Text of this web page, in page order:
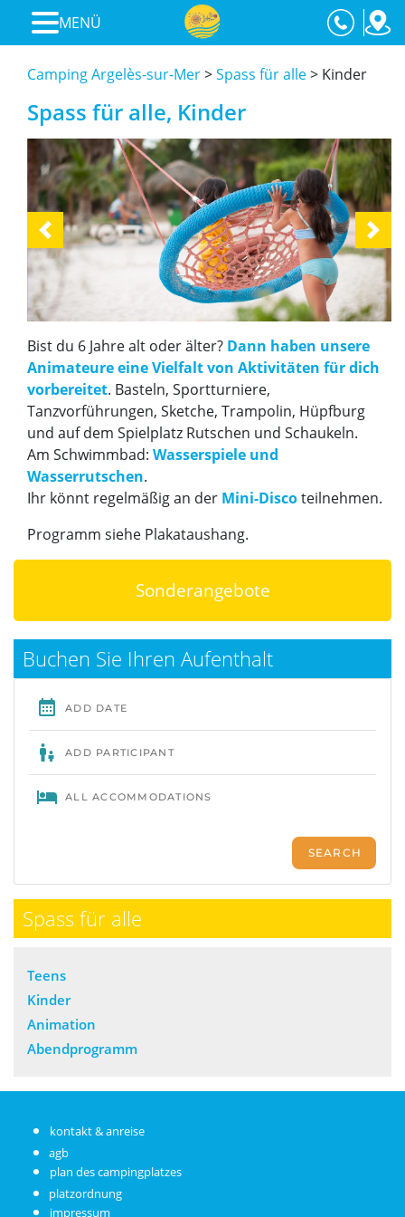
MENÜ
Camping Argelès-sur-Mer>Spass für alle> Kinder
Spass für alle, Kinder
Previous Next
Bist du 6 Jahre alt oder älter? Dann haben unsere
Animateure eine Vielfalt von Aktivitäten für dich
vorbereitet. Basteln, Sportturniere,
Tanzvorführungen, Sketche, Trampolin, Hüpfburg
und auf dem Spielplatz Rutschen und Schaukeln.
Am Schwimmbad: Wasserspiele und
Wasserrutschen.
Ihr könnt regelmäßig an der Mini-Discoteilnehmen.
Programm siehe Plakataushang.
Sonderangebote
Buchen Sie Ihren Aufenthalt
Spass für alle
Teens
Kinder
Animation
Abendprogramm
kontakt & anreise
agb
plan des campingplatzes
platzordnung
impressum